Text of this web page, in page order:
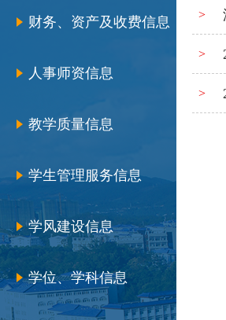
财务、资产及收费信息
人事师资信息
教学质量信息
学生管理服务信息
学风建设信息
学位、学科信息
>
>
>